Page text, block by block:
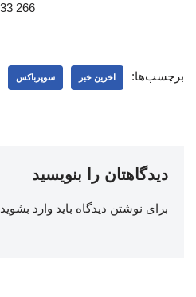
266 33
برچسب‌ها: اخرین خبر سوپرباکس
دیدگاهتان را بنویسید
برای نوشتن دیدگاه باید وارد بشوید